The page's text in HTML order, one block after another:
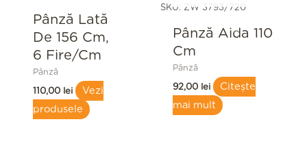
Pânză Lată
De 156 Cm,
6 Fire/cm
Pânză
110,00 lei
Vezi
produsele
SKU: ZW 3793/720
Pânză Aida 110
Cm
Pânză
92,00 lei
Citește
mai mult